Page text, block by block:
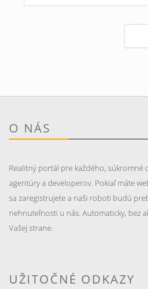
O NÁS
Realitný portál pre každého, súkromné
agentúry a developerov. Pokiaľ máte
sa zaregistrujete a naši roboti budú
nehnuteľnosti u nás. Automaticky, bez
Vašej strane.
UŽITOČNÉ ODKAZY